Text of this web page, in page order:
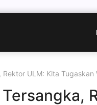
ULM: Kita